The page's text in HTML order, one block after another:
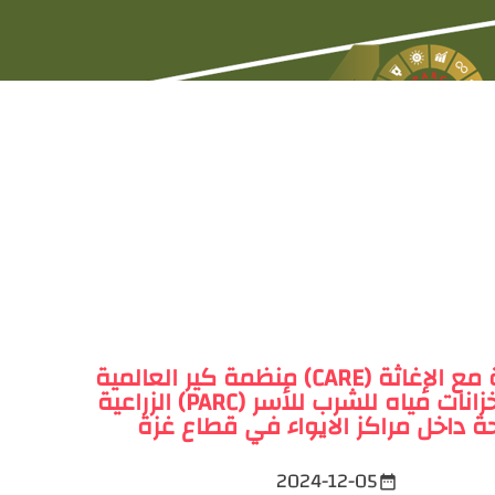
منظمة كير العالمية (CARE) بالشراكة مع الإغاثة
الزراعية (PARC) توفران خزانات مياه للشرب للأسر
داخل مراكز الايواء في قطاع غزة
2024-12-05date_range